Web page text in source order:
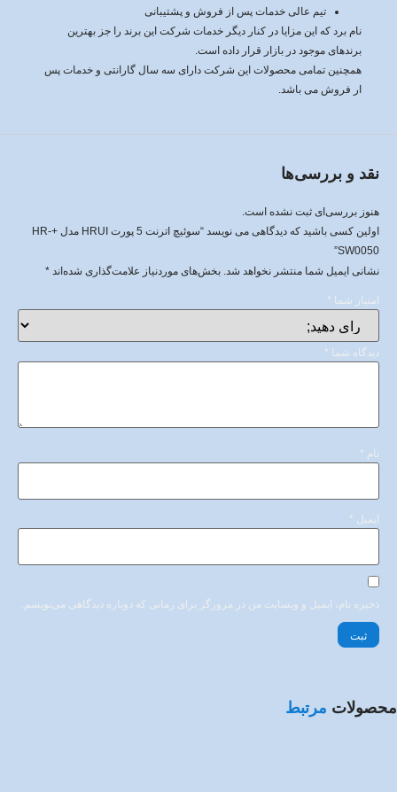
تیم عالی خدمات پس از فروش و پشتیبانی
نام برد که این مزایا در کنار دیگر خدمات شرکت این برند را جز بهترین
برندهای موجود در بازار قرار داده است.
همچنین تمامی محصولات این شرکت دارای سه سال گارانتی و خدمات پس
ار فروش می باشد.
نقد و بررسی‌ها
هنوز بررسی‌ای ثبت نشده است.
اولین کسی باشید که دیدگاهی می نویسد “سوئیچ اترنت 5 پورت HRUI مدل +HR-
SW0050”
نشانی ایمیل شما منتشر نخواهد شد. بخش‌های موردنیاز علامت‌گذاری شده‌اند *
امتیاز شما *
دیدگاه شما *
نام *
ایمیل *
ذخیره نام، ایمیل و وبسایت من در مرورگر برای زمانی که دوباره دیدگاهی می‌نویسم.
محصولات مرتبط